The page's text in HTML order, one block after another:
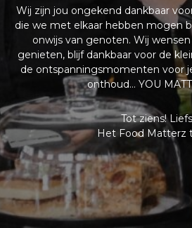
Wij zijn jou ongekend dankbaar
die we met elkaar hebben mogen
onwijs van genoten. Wij
genieten, blijf dankbaar voor de
de ontspanningsmomenten voor
onthoud… YOU
Tot ziens!
Het Food Matterz